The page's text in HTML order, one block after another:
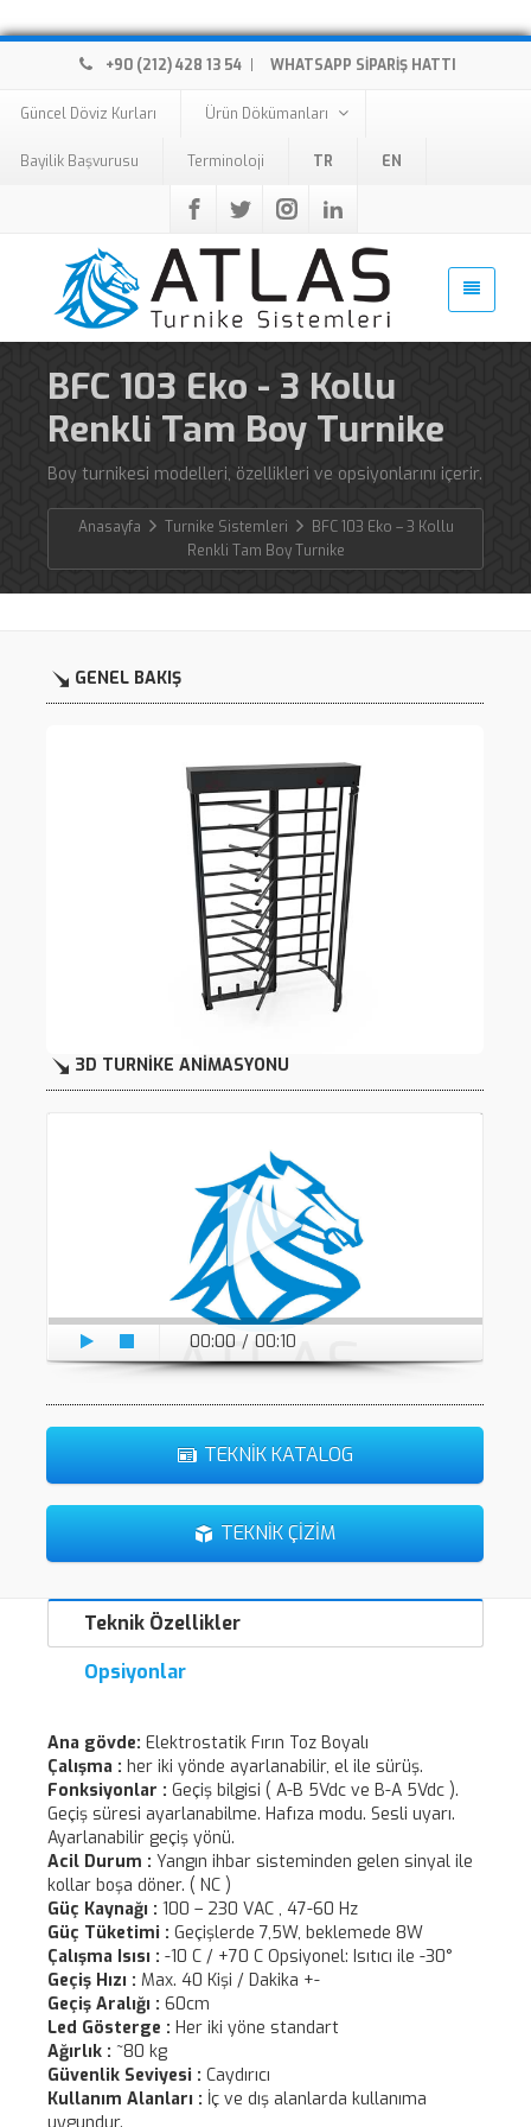
+90 (212) 428 13 54 WHATSAPP SİPARİŞ HATTI
Güncel Döviz Kurları Ürün Dökümanları
Bayilik Başvurusu Terminoloji TR EN
BFC 103 Eko - 3 Kollu
Renkli Tam Boy Turnike
Boy turnikesi modelleri, özellikleri ve opsiyonlarını içerir.
Anasayfa Turnike Sistemleri
BFC 103 Eko – 3 Kollu
Renkli Tam Boy Turnike
GENEL BAKIŞ
3D TURNİKE ANİMASYONU
00:00 / 00:10
TEKNİK KATALOG
TEKNİK ÇİZİM
Teknik Özellikler
Opsiyonlar
Ana gövde: Elektrostatik Fırın Toz Boyalı
Çalışma : her iki yönde ayarlanabilir, el ile sürüş.
Fonksiyonlar : Geçiş bilgisi ( A-B 5Vdc ve B-A 5Vdc ).
Geçiş süresi ayarlanabilme. Hafıza modu. Sesli uyarı.
Ayarlanabilir geçiş yönü.
Acil Durum : Yangın ihbar sisteminden gelen sinyal ile
kollar boşa döner. ( NC )
Güç Kaynağı : 100 – 230 VAC , 47-60 Hz
Güç Tüketimi : Geçişlerde 7,5W, beklemede 8W
Çalışma Isısı : -10 C / +70 C Opsiyonel: Isıtıcı ile -30°
Geçiş Hızı : Max. 40 Kişi / Dakika +-
Geçiş Aralığı : 60cm
Led Gösterge : Her iki yöne standart
Ağırlık : ~80 kg
Güvenlik Seviyesi : Caydırıcı
Kullanım Alanları : İç ve dış alanlarda kullanıma
uygundur.